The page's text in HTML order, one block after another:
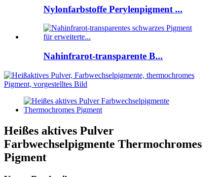
Nylonfarbstoffe Perylenpigment ...
Nahinfrarot-transparente B...
Heißes aktives Pulver
Farbwechselpigmente Thermochromes
Pigment